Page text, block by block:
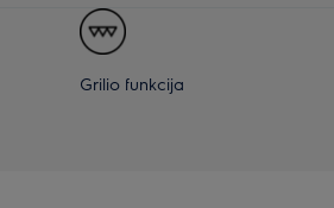
Grilio funkcija